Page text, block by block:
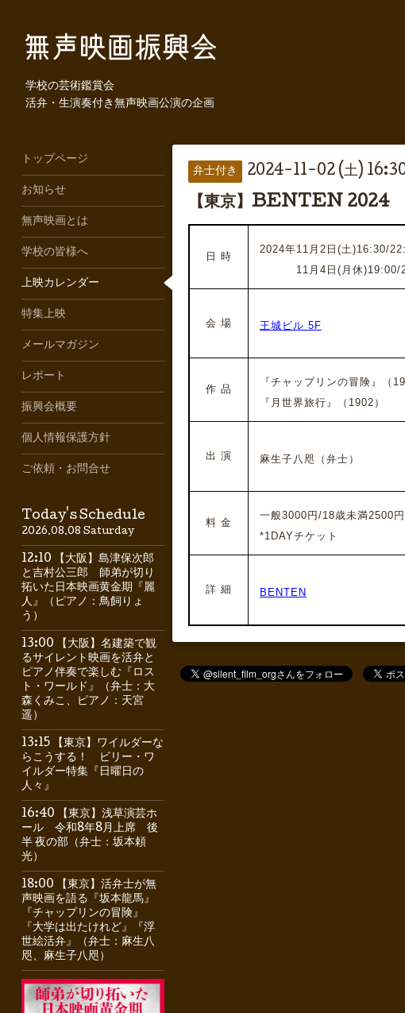
学校の芸術鑑賞会
活弁・生演奏付き無声映画公演の企画
弁士付き 2024-11-02 (土)
【東京】BENTEN 2024 活
日 時
2024年11月2日(土)16:30/
11月4日(月休)19:00/
会 場 王城ビル 5F
作 品
『チャップリンの冒険』（
『月世界旅行』（1902）
出 演 麻生子八咫（弁士）
料 金
一般3000円/18歳未満2500
*1DAYチケット
詳 細 BENTEN
トップページ
お知らせ
無声映画とは
学校の皆様へ
上映カレンダー
特集上映
メールマガジン
レポート
振興会概要
個人情報保護方針
ご依頼・お問合せ
Today's Schedule
2026.08.08 Saturday
12:10 【大阪】島津保次郎
と吉村公三郎 師弟が切り
拓いた日本映画黄金期『麗
人』（ピアノ：鳥飼りょ
う）
13:00 【大阪】名建築で観
るサイレント映画を活弁と
ピアノ伴奏で楽しむ『ロス
ト・ワールド』（弁士：大
森くみこ、ピアノ：天宮
遥）
13:15 【東京】ワイルダーな
らこうする！ ビリー・ワ
イルダー特集『日曜日の
人々』
16:40 【東京】浅草演芸ホ
ール 令和8年8月上席 後
半 夜の部（弁士：坂本頼
光）
18:00 【東京】活弁士が無
声映画を語る『坂本龍馬』
『チャップリンの冒険』
『大学は出たけれど』『浮
世絵活弁』（弁士：麻生八
咫、麻生子八咫）